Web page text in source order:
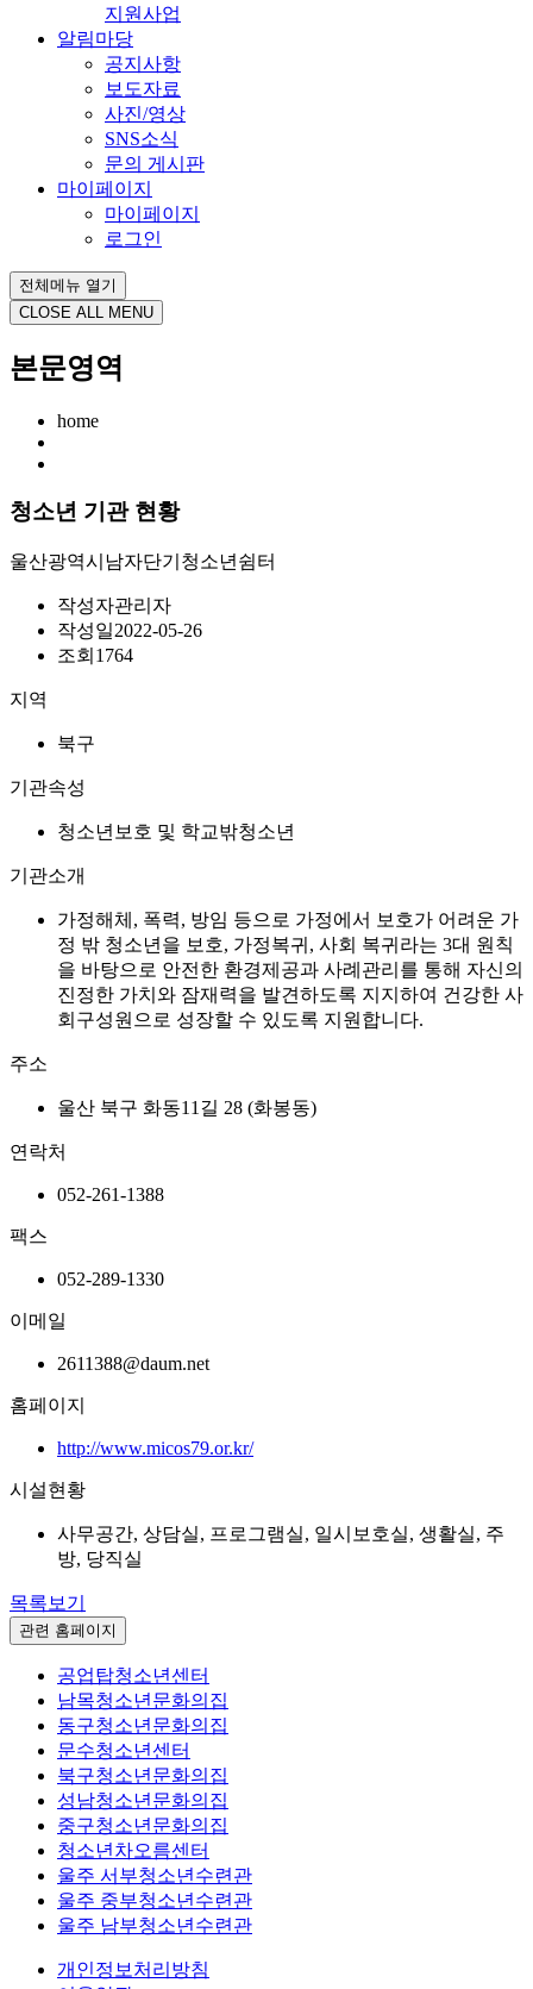
지원사업
알림마당
공지사항
보도자료
사진/영상
SNS소식
문의 게시판
마이페이지
마이페이지
로그인
전체메뉴 열기
CLOSE ALL MENU
본문영역
home
청소년 기관 현황
울산광역시남자단기청소년쉼터
작성자관리자
작성일2022-05-26
조회 1764
지역
북구
기관속성
청소년보호 및 학교밖청소년
기관소개
가정해체, 폭력, 방임 등으로 가정에서 보호가 어려운 가
정 밖 청소년을 보호, 가정복귀, 사회 복귀라는 3대 원칙
을 바탕으로 안전한 환경제공과 사례관리를 통해 자신의
진정한 가치와 잠재력을 발견하도록 지지하여 건강한 사
회구성원으로 성장할 수 있도록 지원합니다.
주소
울산 북구 화동11길 28 (화봉동)
연락처
052-261-1388
팩스
052-289-1330
이메일
2611388@daum.net
홈페이지
http://www.micos79.or.kr/
시설현황
사무공간, 상담실, 프로그램실, 일시보호실, 생활실, 주
방, 당직실
목록보기
관련 홈페이지
공업탑청소년센터
남목청소년문화의집
동구청소년문화의집
문수청소년센터
북구청소년문화의집
성남청소년문화의집
중구청소년문화의집
청소년차오름센터
울주 서부청소년수련관
울주 중부청소년수련관
울주 남부청소년수련관
개인정보처리방침